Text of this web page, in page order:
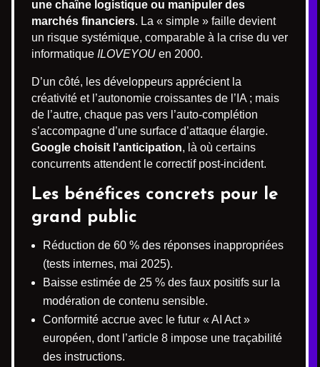
une chaîne logistique ou manipuler des
marchés financiers. La « simple » faille devient
un risque systémique, comparable à la crise du ver
informatique ILOVEYOU en 2000.
D’un côté, les développeurs apprécient la
créativité et l’autonomie croissantes de l’IA ; mais
de l’autre, chaque pas vers l’auto-complétion
s’accompagne d’une surface d’attaque élargie.
Google choisit l’anticipation, là où certains
concurrents attendent le correctif post-incident.
Les bénéfices concrets pour le
grand public
Réduction de 60 % des réponses inappropriées
(tests internes, mai 2025).
Baisse estimée de 25 % des faux positifs sur la
modération de contenu sensible.
Conformité accrue avec le futur « AI Act »
européen, dont l’article 8 impose une traçabilité
des instructions.